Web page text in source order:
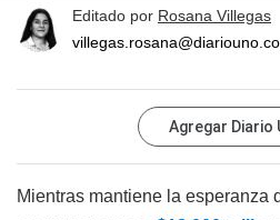
Editado por Rosana Villegas
Agregar Diario
Mientras mantiene la esperanza